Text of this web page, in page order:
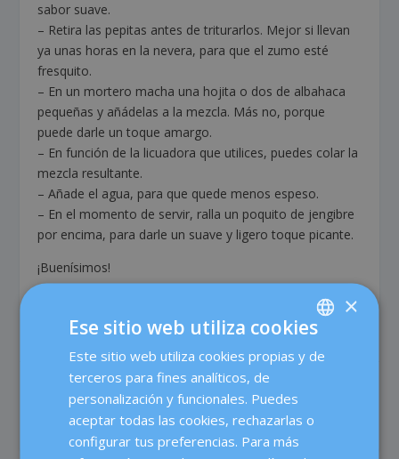
sabor suave.
– Retira las pepitas antes de triturarlos. Mejor si llevan
ya unas horas en la nevera, para que el zumo esté
fresquito.
– En un mortero macha una hojita o dos de albahaca
pequeñas y añádelas a la mezcla. Más no, porque
puede darle un toque amargo.
– En función de la licuadora que utilices, puedes colar la
mezcla resultante.
– Añade el agua, para que quede menos espeso.
– En el momento de servir, ralla un poquito de jengibre
por encima, para darle un suave y ligero toque picante.
¡Buenísimos!
COMPARTIR: VALORACIÓN:
SPANISH
×
Ese sitio web utiliza cookies
Este sitio web utiliza cookies propias y de
terceros para fines analíticos, de
personalización y funcionales. Puedes
aceptar todas las cookies, rechazarlas o
configurar tus preferencias. Para más